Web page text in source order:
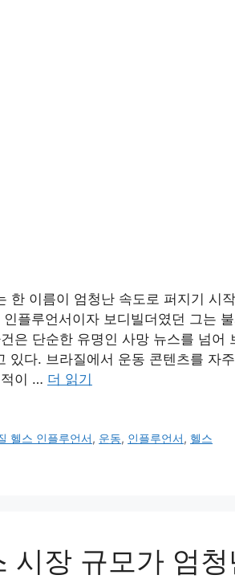
한 이름이 엄청난 속도로 퍼지기 시
플루언서이자 보디빌더였던 그는
은 단순한 유명인 사망 뉴스를 넘어
있다. 브라질에서 운동 콘텐츠를 자
이 … 더 읽기
헬스 인플루언서, 운동, 인플루언서, 헬스
시장 규모가 엄